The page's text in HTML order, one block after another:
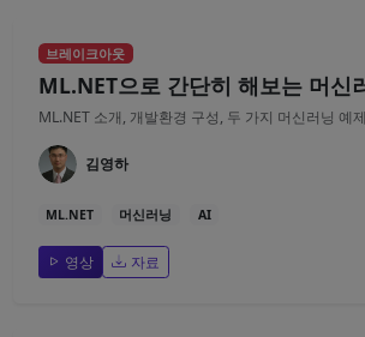
브레이크아웃
ML.NET으로 간단히 해보는 머신
ML.NET 소개, 개발환경 구성, 두 가지 머신러닝 예
김영하
ML.NET 머신러닝 AI
영상 자료